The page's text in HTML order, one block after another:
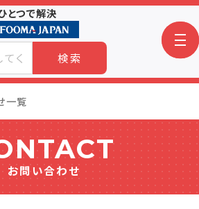
とつで解決
検索
一覧
お問い合わせ